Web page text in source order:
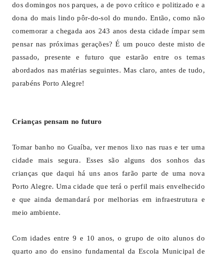
dos domingos nos parques, a de povo crítico e politizado e a
dona do mais lindo pôr-do-sol do mundo. Então, como não
comemorar a chegada aos 243 anos desta cidade ímpar sem
pensar nas próximas gerações? É um pouco deste misto de
passado, presente e futuro que estarão entre os temas
abordados nas matérias seguintes. Mas claro, antes de tudo,
parabéns Porto Alegre!
Crianças pensam no futuro
Tomar banho no Guaíba, ver menos lixo nas ruas e ter uma
cidade mais segura. Esses são alguns dos sonhos das
crianças que daqui há uns anos farão parte de uma nova
Porto Alegre. Uma cidade que terá o perfil mais envelhecido
e que ainda demandará por melhorias em infraestrutura e
meio ambiente.
Com idades entre 9 e 10 anos, o grupo de oito alunos do
quarto ano do ensino fundamental da Escola Municipal de